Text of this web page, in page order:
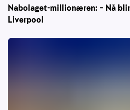
Nabolaget-millionæren: – Nå
Liverpool